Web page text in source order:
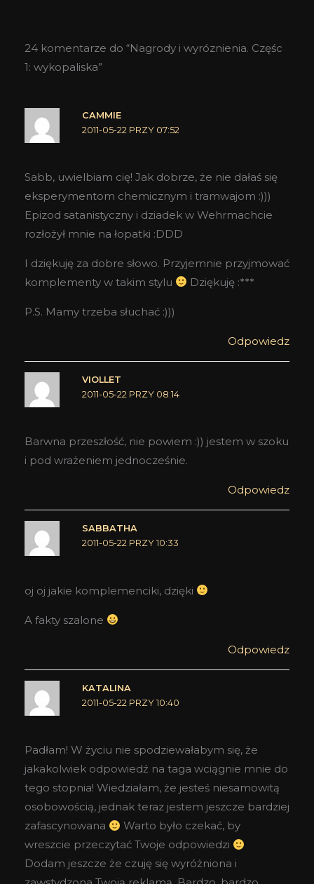
24 komentarze do “Nagrody i wyróznienia. Częśc
1: wykopaliska”
CAMMIE
2011-05-22 PRZY 07:52
Sabb, uwielbiam cię! Jak dobrze, że nie dałaś się
eksperymentom chemicznym i tramwajom :)))
Epizod satanistyczny i dziadek w Wehrmachcie
rozłożył mnie na łopatki :DDD
I dziękuję za dobre słowo. Przyjemnie przyjmować
komplementy w takim stylu
Dziękuję :***
P.S. Mamy trzeba słuchać :)))
Odpowiedz
VIOLLET
2011-05-22 PRZY 08:14
Barwna przeszłość, nie powiem :)) jestem w szoku
i pod wrażeniem jednocześnie.
Odpowiedz
SABBATHA
2011-05-22 PRZY 10:33
oj oj jakie komplemenciki, dzięki
A fakty szalone
Odpowiedz
KATALINA
2011-05-22 PRZY 10:40
Padłam! W życiu nie spodziewałabym się, że
jakakolwiek odpowiedź na taga wciągnie mnie do
tego stopnia! Wiedziałam, że jesteś niesamowitą
osobowością, jednak teraz jestem jeszcze bardziej
zafascynowana
Warto było czekać, by
wreszcie przeczytać Twoje odpowiedzi
Dodam jeszcze że czuję się wyróżniona i